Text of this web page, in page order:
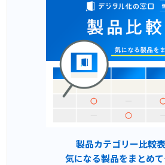
製品カテゴリー比較表
気になる製品をまとめ